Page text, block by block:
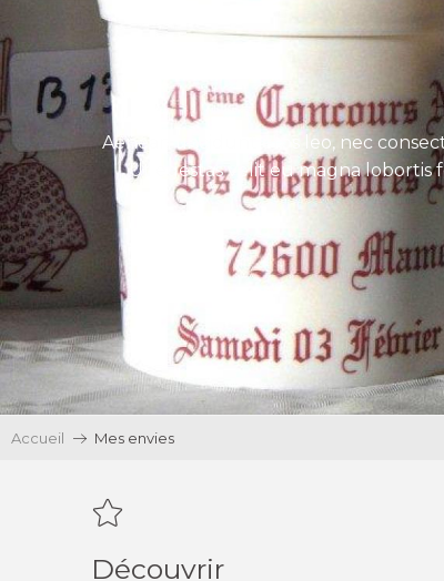
Aenean tincidunt eros leo, nec
Ut egestas velit eu magna
Accueil Mes envies
Découvrir